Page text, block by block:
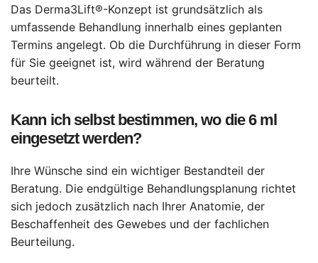
Das Derma3Lift®-Konzept ist grundsätzlich als
umfassende Behandlung innerhalb eines geplanten
Termins angelegt. Ob die Durchführung in dieser Form
für Sie geeignet ist, wird während der Beratung
beurteilt.
Kann ich selbst bestimmen, wo die 6 ml
eingesetzt werden?
Ihre Wünsche sind ein wichtiger Bestandteil der
Beratung. Die endgültige Behandlungsplanung richtet
sich jedoch zusätzlich nach Ihrer Anatomie, der
Beschaffenheit des Gewebes und der fachlichen
Beurteilung.